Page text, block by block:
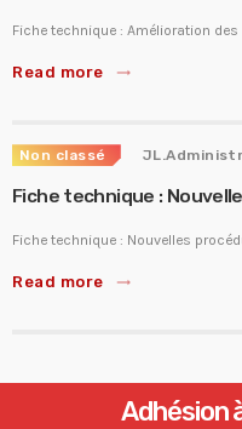
Fiche technique : Amélioration
Read more trending_flat
Non classé
Fiche technique :
Fiche technique : Nouvelles
Read more trending_flat
Adhésion